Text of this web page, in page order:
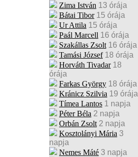
Zima István 13 órája
Bátai Tibor 15 órája
Ur Attila 15 órája
Paál Marcell 16 órája
Szakállas Zsolt 16 órája
Tamási József 18 órája
Horváth Tivadar 18
órája
Farkas György 18 órája
Kránicz Szilvia 19 órája
Tímea Lantos 1 napja
Péter Béla 2 napja
Orbán Zsolt 2 napja
Kosztolányi Mária 3
napja
Nemes Máté 3 napja